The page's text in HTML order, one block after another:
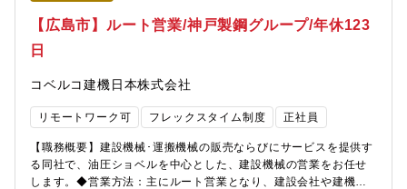
【広島市】ルート営業/神戸製鋼グループ/年休123
日
コベルコ建機日本株式会社
リモートワーク可 フレックスタイム制度 正社員
【職務概要】建設機械･運搬機械の販売ならびにサービスを提供す
る同社で、油圧ショベルを中心とした、建設機械の営業をお任せ
します。◆営業方法：主にルート営業となり、建設会社や建機の